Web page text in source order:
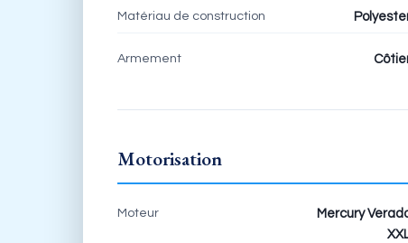
Matériau de construction
Armement
Motorisation
Moteur
Mercury